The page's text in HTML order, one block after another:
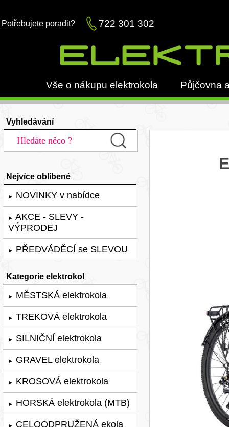
Potřebujete poradit? 722 301 302
Vše o nákupu elektrokola Půjčovna
Vyhledávání
Nejvíce oblíbené
► NOVINKY v nabídce
► AKCE - SLEVY -
VÝPRODEJ
► PŘEDVÁDĚCÍ se SLEVOU
Kategorie elektrokol
► MĚSTSKÁ elektrokola
► TREKOVÁ elektrokola
► SILNIČNÍ elektrokola
► GRAVEL elektrokola
► KROSOVÁ elektrokola
► HORSKÁ elektrokola (MTB)
► CELOODPRUŽENÁ ekola